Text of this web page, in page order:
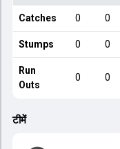
Catches 0 0
Stumps 0 0
Run
Outs
0 0
टीमें